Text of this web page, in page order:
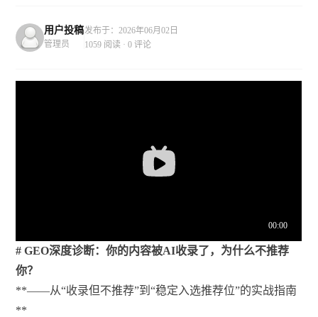
用户投稿
管理员
发布于：2026年06月02日
1059 阅读 · 0 评论
# GEO深度诊断：你的内容被AI收录了，为什么不推荐
你？
**——从“收录但不推荐”到“稳定入选推荐位”的实战指南
**